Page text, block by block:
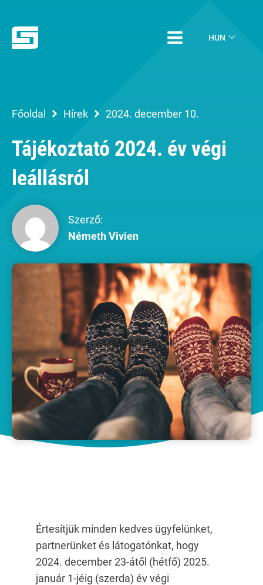
HUN
Főoldal Hírek 2024. december 10.
Tájékoztató 2024. év végi
leállásról
Szerző:
Németh Vivien
Értesítjük minden kedves ügyfelünket,
partnerünket és látogatónkat, hogy
2024. december 23-átől (hétfő) 2025.
január 1-jéig (szerda) év végi